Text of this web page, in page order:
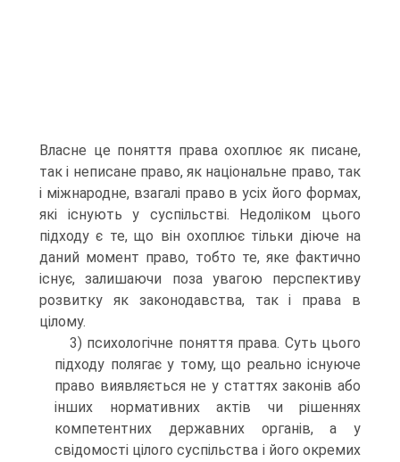
Власне це поняття права охоплює як писане,
так і неписане право, як національне право, так
і міжнародне, взагалі право в усіх його формах,
які існують у суспільстві. Недоліком цього
підходу є те, що він охоплює тільки діюче на
даний момент право, тобто те, яке фактично
існує, залишаючи поза увагою перспективу
розвитку як законодавства, так і права в
цілому.
3) психологічне поняття права. Суть цього
підходу полягає у тому, що реально існуюче
право виявляється не у статтях законів або
інших нормативних актів чи рішеннях
компетентних державних органів, а у
свідомості цілого суспільства і його окремих